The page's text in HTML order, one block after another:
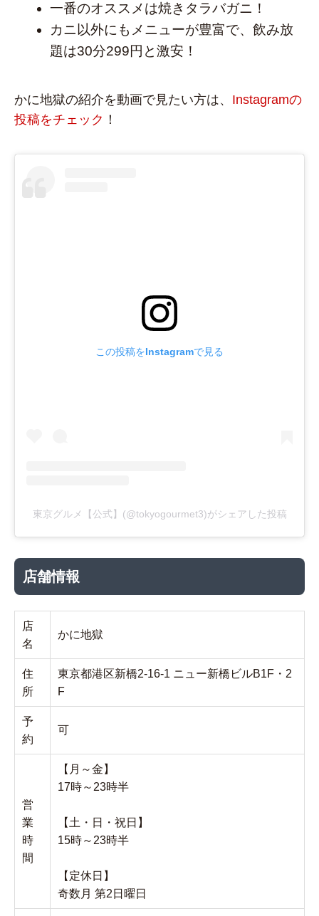
一番のオススメは焼きタラバガニ！
カニ以外にもメニューが豊富で、飲み放
題は30分299円と激安！
かに地獄の紹介を動画で見たい方は、 Instagramの
投稿をチェック ！
この投稿をInstagramで見る
東京グルメ【公式】(@tokyogourmet3)がシェアした投稿
店舗情報
店
名
かに地獄
住
所
東京都港区新橋2-16-1 ニュー新橋ビルB1F・2
F
予
約
可
営
業
時
間
【月～金】
17時～23時半
【土・日・祝日】
15時～23時半
【定休日】
奇数月 第2日曜日